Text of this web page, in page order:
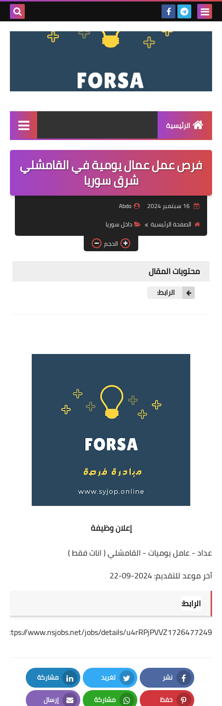
بحث
الرئيسية
القائمة
مناقصات
فرص عمل داخل سوريا
فرص عمل في العراق
فرص عمل في اليمن
فرص عمل عمال يومية في القامشلي
شرق سوريا
16 سبتمبر 2024
Abdo
الصفحة الرئيسية
داخل سوريا
الحجم
محتويات المقال
الرابط:
إعلان وظيفة
عداد - عامل يوميات - القامشلي ( اناث فقط )
آخر موعد للتقديم: 2024-09-22
الرابط:
https://www.nsjobs.net/jobs/details/u4rRPjPVVZ1726477249
نشر
Facebook
تغريد
Twitter
مشاركة
LinkedIn
حفظ مشاركة إرسال